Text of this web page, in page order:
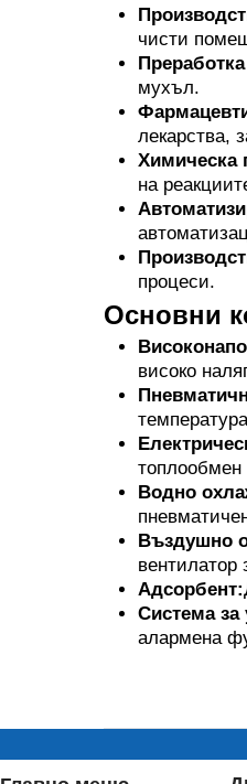
чисти
мухъл.
лекарства,
Химическа
на
процеси.
Основни
високо
топлообмен
Водно
Въздушно
вентилатор
Адсорбент:
Система за
алармена